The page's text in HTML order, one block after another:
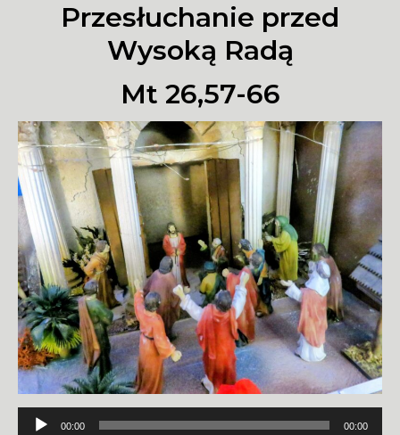
Przesłuchanie przed
Wysoką Radą
Mt 26,57-66
Odtwarzacz
00:00 00:00